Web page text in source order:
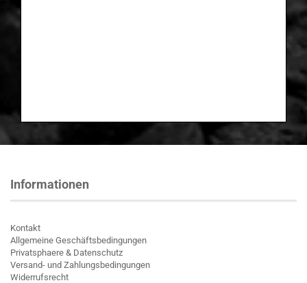
Informationen
Kontakt
Allgemeine Geschäftsbedingungen
Privatsphaere & Datenschutz
Versand- und Zahlungsbedingungen
Widerrufsrecht